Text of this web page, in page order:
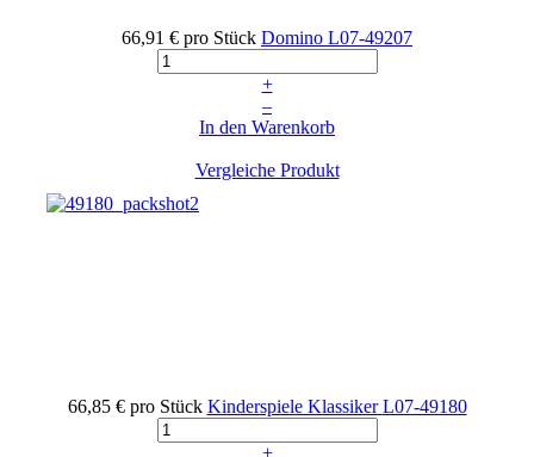
66,91 € pro Stück Domino L07-49207
+
–
In den Warenkorb
Vergleiche Produkt
66,85 € pro Stück Kinderspiele KlassikerL07-49180